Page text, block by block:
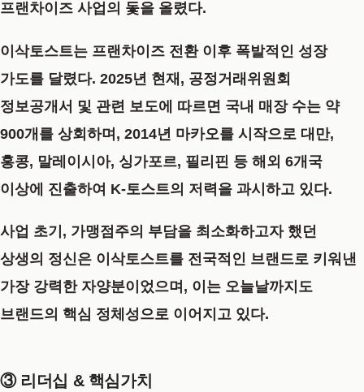
프랜차이즈 사업의 돛을 올렸다.
이삭토스트는 프랜차이즈 전환 이후 폭발적인 성장
가도를 달렸다. 2025년 현재, 공정거래위원회
정보공개서 및 관련 보도에 따르면 국내 매장 수는 약
900개를 상회 하며, 2014년 마카오를 시작으로 대만,
홍콩, 말레이시아, 싱가포르, 필리핀 등 해외 6개국
이상에 진출하여 K-토스트의 저력을 과시하고 있다.
사업 초기, 가맹점주의 부담을 최소화하고자 했던
상생의 정신은 이삭토스트를 전국적인 브랜드로 키워낸
가장 강력한 자양분이었으며, 이는 오늘날까지도
브랜드의 핵심 정체성으로 이어지고 있다.
③ 리더십 & 핵심가치